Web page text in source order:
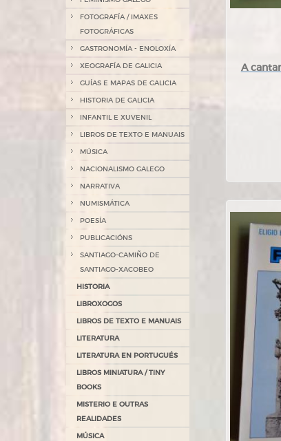
FOTOGRAFÍA / IMAXES
FOTOGRÁFICAS
GASTRONOMÍA - ENOLOXÍA
XEOGRAFÍA DE GALICIA
GUÍAS E MAPAS DE GALICIA
HISTORIA DE GALICIA
INFANTIL E XUVENIL
LIBROS DE TEXTO E MANUAIS
MÚSICA
NACIONALISMO GALEGO
NARRATIVA
NUMISMÁTICA
POESÍA
PUBLICACIÓNS
SANTIAGO-CAMIÑO DE
SANTIAGO-XACOBEO
HISTORIA
LIBROXOGOS
LIBROS DE TEXTO E MANUAIS
LITERATURA
LITERATURA EN PORTUGUÉS
LIBROS MINIATURA / TINY
BOOKS
MISTERIO E OUTRAS
REALIDADES
MÚSICA
A